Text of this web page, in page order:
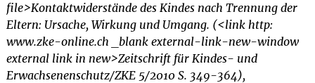
file>Kontaktwiderstände des Kindes nach Trennung der
Eltern: Ursache, Wirkung und Umgang. (<link http:
www.zke-online.ch _blank external-link-new-window
external link in new>Zeitschrift für Kindes- und
Erwachsenenschutz/ZKE 5/2010 S. 349-364),